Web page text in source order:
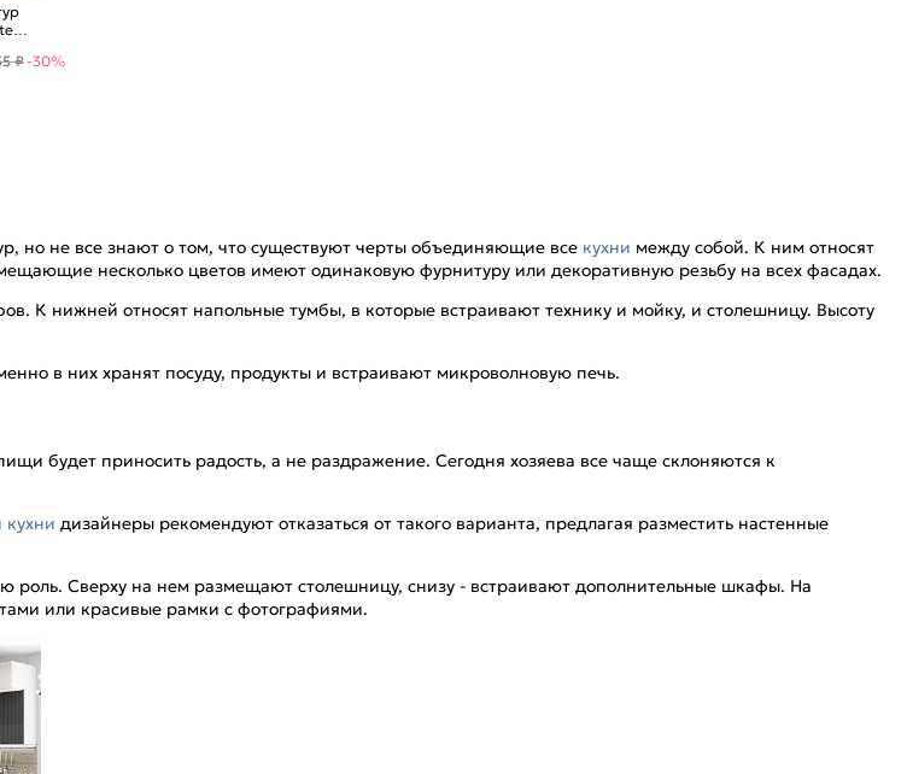
₽-30%
но не все знают о том, что существуют черты объединяющие все кухни между собой. К ним относят
несколько цветов имеют одинаковую фурнитуру или декоративную резьбу на всех фасадах.
нижней относят напольные тумбы, в которые встраивают технику и мойку, и столешницу. Высоту
в них хранят посуду, продукты и встраивают микроволновую печь.
будет приносить радость, а не раздражение. Сегодня хозяева все чаще склоняются к
дизайнеры рекомендуют отказаться от такого варианта, предлагая разместить настенные
роль. Сверху на нем размещают столешницу, снизу - встраивают дополнительные шкафы. На
или красивые рамки с фотографиями.